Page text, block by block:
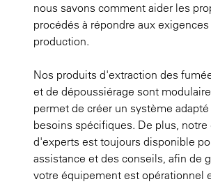
nous savons comment aider les
procédés à répondre aux exigences
production.
Nos produits d'extraction des
et de dépoussiérage sont
permet de créer un système adapté
besoins spécifiques. De plus, notre
d'experts est toujours disponible
assistance et des conseils, afin de
votre équipement est opérationnel